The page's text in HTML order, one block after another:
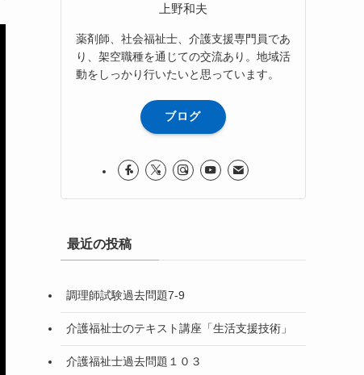
上野和夫
薬剤師、社会福祉士、介護支援専門員であ
り、架空職種を通じての交流あり。地域活
動をしっかり行いたいと思っています。
ブログ
最近の投稿
調理師試験過去問題7-9
介護福祉士のテキスト講座「生活支援技術」
介護福祉士過去問題１０３